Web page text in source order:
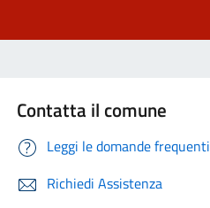
Contatta il comune
Leggi le domande frequenti
Richiedi Assistenza